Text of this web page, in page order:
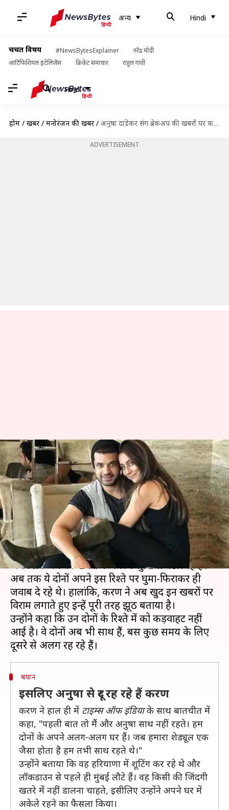
अन्य Hindi
चर्चित विषय #NewsBytesExplainer
नरेंद्र मोदी
आर्टिफिशियल इंटेलिजेंस
क्रिकेट समाचार राहुल गांधी
Hindi
होम / खबरें / मनोरंजन की खबरें / अनुषा दांडेकर संग ब्रेकअप की खबरों पर करण कुंद्रा ने तोड़ी चुप्पी, दिया ये जवाब
ADVERTISEMENT
अनुषा दांडेकर संग ब्रेकअप की खबरों
पर करण कुंद्रा ने तोड़ी चुप्पी, दिया ये
जवाब
लेखन भावना साहनी Apr 20, 2020 06:05 pm
क्या है खबर?
कुछ समय से अभिनेता करण कुंद्रा और अनुषा दांडेकर
अपने ब्रेकअप की खबरों के कारण सुर्खियां बटोर रहे हैं।
अब तक ये दोनों अपने इस रिश्ते पर घुमा-फिराकर ही
जवाब दे रहे थे। हालांकि, करण ने अब खुद इन खबरों पर
विराम लगाते हुए इन्हें पूरी तरह झूठ बताया है।
उन्होंने कहा कि उन दोनों के रिश्ते में को कड़वाहट नहीं
आई है। वे दोनों अब भी साथ हैं, बस कुछ समय के लिए
बयान
इसलिए अनुषा से दूर रह रहे हैं करण
करण ने हाल ही में टाइम्स ऑफ इंडियाके साथ बातचीत में
कहा, "पहली बात तो मैं और अनुषा साथ नहीं रहते। हम
दोनों के अपने अलग-अलग घर हैं। जब हमारा शेड्यूल एक
जैसा होता है हम तभी साथ रहते थे।"
उन्होंने बताया कि वह हरियाणा में शूटिंग कर रहे थे और
लॉकडाउन से पहले ही मुंबई लौटे हैं। वह किसी की जिंदगी
खतरे में नहीं डालना चाहते, इसीलिए उन्होंने अपने घर में
अकेले रहने का फैसला किया।